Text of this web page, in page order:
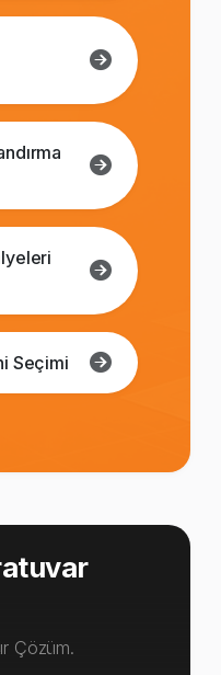
Seçimi
Çözüm.